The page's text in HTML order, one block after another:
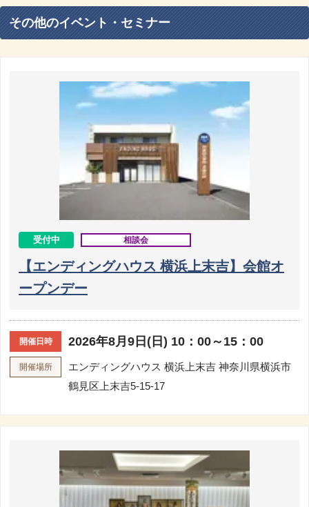
その他のイベント・セミナー
受付中 相談会
【エンディングハウス 横浜上末吉】会館オ
ープンデー
開催日時 2026年8月9日(日) 10：00～15：00
開催場所 エンディングハウス 横浜上末吉 神奈川県横浜市
鶴見区上末吉5-15-17